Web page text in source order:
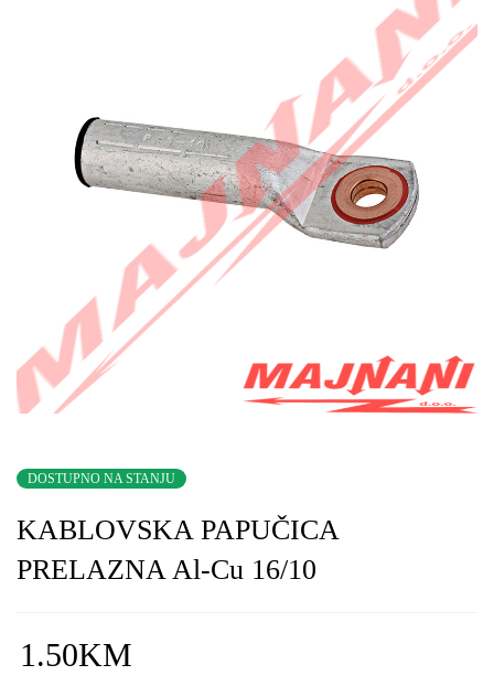
DOSTUPNO NA STANJU
KABLOVSKA PAPUČICA
PRELAZNA Al-Cu 16/10
1.50KM